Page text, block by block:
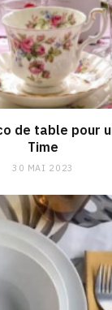
de table pour
Time
30 MAI 2023